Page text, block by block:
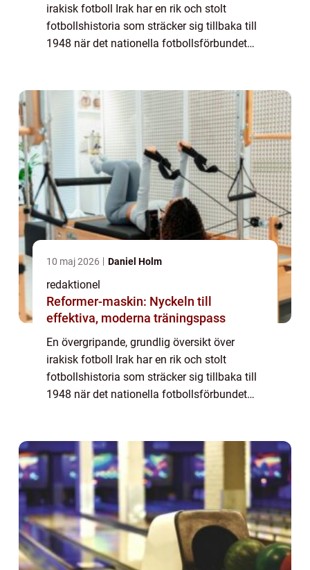
irakisk fotboll Irak har en rik och stolt
fotbollshistoria som sträcker sig tillbaka till
1948 när det nationella fotbollsförbundet
10 maj 2026 Daniel Holm
redaktionel
Reformer-maskin: Nyckeln till
effektiva, moderna träningspass
En övergripande, grundlig översikt över
irakisk fotboll Irak har en rik och stolt
fotbollshistoria som sträcker sig tillbaka till
1948 när det nationella fotbollsförbundet